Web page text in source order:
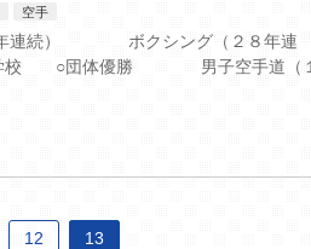
空手
連続） ボクシング（２８年連
学校 ○団体優勝 男子空手道（
12 13